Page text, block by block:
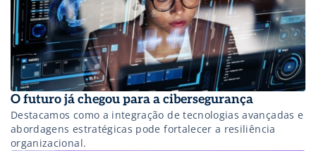
O futuro já chegou para a cibersegurança
Destacamos como a integração de tecnologias avançadas e
abordagens estratégicas pode fortalecer a resiliência
organizacional.